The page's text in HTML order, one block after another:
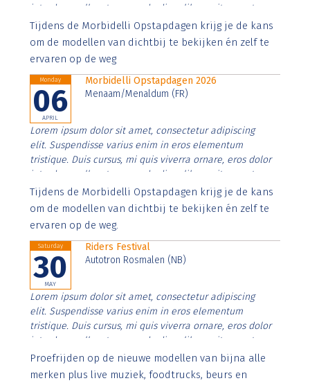
interdum nulla, ut commodo diam libero vitae erat.
Aenean faucibus nibh et justo cursus id rutrum lorem
imperdiet. Nunc ut sem vitae risus tristique posuere.
Tijdens de Morbidelli Opstapdagen krijg je de kans
om de modellen van dichtbij te bekijken én zelf te
ervaren op de weg
Monday
06
APRIL
Morbidelli Opstapdagen 2026
Menaam/Menaldum (FR)
Lorem ipsum dolor sit amet, consectetur adipiscing
elit. Suspendisse varius enim in eros elementum
tristique. Duis cursus, mi quis viverra ornare, eros dolor
interdum nulla, ut commodo diam libero vitae erat.
Aenean faucibus nibh et justo cursus id rutrum lorem
imperdiet. Nunc ut sem vitae risus tristique posuere.
Tijdens de Morbidelli Opstapdagen krijg je de kans
om de modellen van dichtbij te bekijken én zelf te
ervaren op de weg.
Saturday
30
MAY
Riders Festival
Autotron Rosmalen (NB)
Lorem ipsum dolor sit amet, consectetur adipiscing
elit. Suspendisse varius enim in eros elementum
tristique. Duis cursus, mi quis viverra ornare, eros dolor
interdum nulla, ut commodo diam libero vitae erat.
Aenean faucibus nibh et justo cursus id rutrum lorem
imperdiet. Nunc ut sem vitae risus tristique posuere.
Proefrijden op de nieuwe modellen van bijna alle
merken plus live muziek, foodtrucks, beurs en